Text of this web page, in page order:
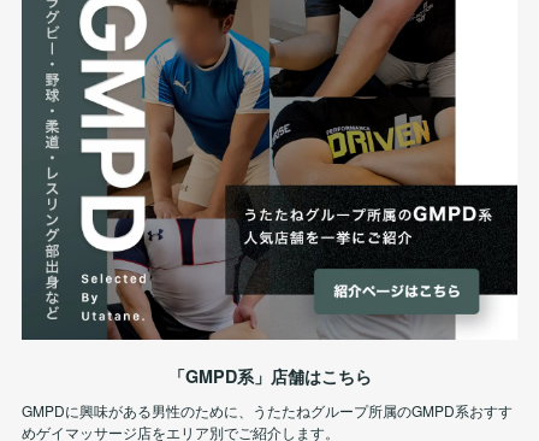
「GMPD系」店舗はこちら
GMPDに興味がある男性のために、うたたねグループ所属のGMPD系おすす
めゲイマッサージ店をエリア別でご紹介します。